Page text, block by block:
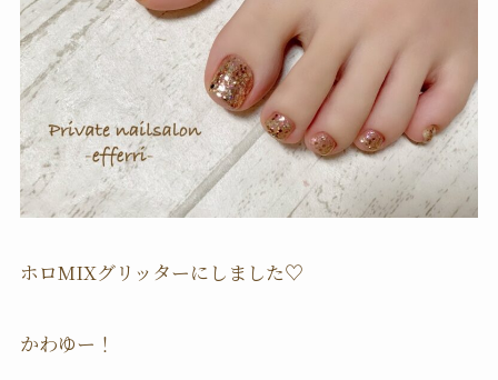
ホロMIXグリッターにしました♡
かわゆー！